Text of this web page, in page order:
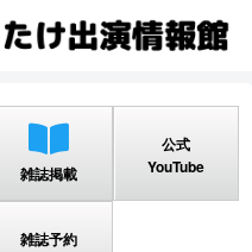
雑誌掲載
公式
YouTube
雑誌予約